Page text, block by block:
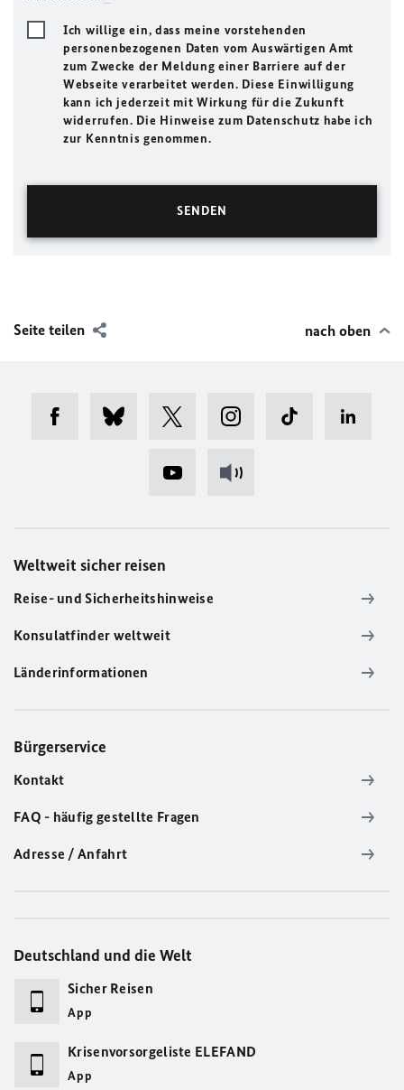
Ich willige ein, dass meine vorstehenden
personenbezogenen Daten vom Auswärtigen Amt
zum Zwecke der Meldung einer Barriere auf der
Webseite verarbeitet werden. Diese Einwilligung
kann ich jederzeit mit Wirkung für die Zukunft
widerrufen. Die Hinweise zum Datenschutz habe ich
zur Kenntnis genommen.
Seite teilen nach oben
Weltweit sicher reisen
Reise- und Sicherheitshinweise
Konsulatfinder weltweit
Länderinformationen
Bürgerservice
Kontakt
FAQ - häufig gestellte Fragen
Adresse / Anfahrt
Deutschland und die Welt
Sicher Reisen
App
Krisenvorsorgeliste ELEFAND
App